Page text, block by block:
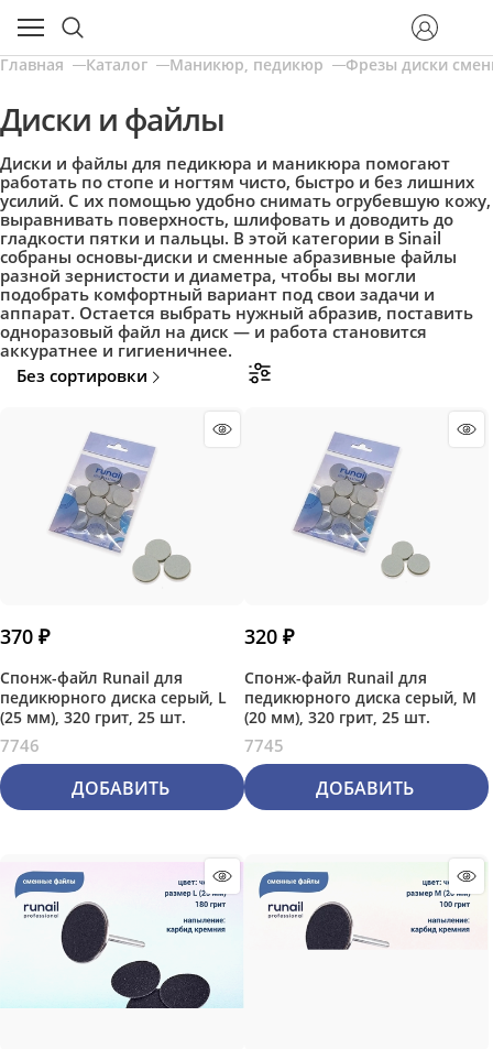
Главная Каталог Маникюр, педикюр Фрезы диски
Диски и файлы
Диски и файлы для педикюра и маникюра помогают
работать по стопе и ногтям чисто, быстро и без лишних
усилий. С их помощью удобно снимать огрубевшую кожу,
выравнивать поверхность, шлифовать и доводить до
гладкости пятки и пальцы. В этой категории в Sinail
собраны основы-диски и сменные абразивные файлы
разной зернистости и диаметра, чтобы вы могли
подобрать комфортный вариант под свои задачи и
аппарат. Остается выбрать нужный абразив, поставить
одноразовый файл на диск — и работа становится
аккуратнее и гигиеничнее.
Без сортировки
370 ₽
Спонж-файл Runail для
педикюрного диска серый, L
(25 мм), 320 грит, 25 шт.
7746
ДОБАВИТЬ
320 ₽
Спонж-файл Runail для
педикюрного диска серый, M
(20 мм), 320 грит, 25 шт.
7745
ДОБАВИТЬ